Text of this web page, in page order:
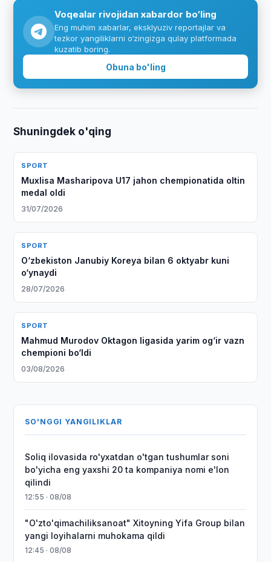
Voqealar rivojidan xabardor bo‘ling
Eng muhim xabarlar, eksklyuziv reportajlar va
tezkor yangiliklarni o‘zingizga qulay platformada
kuzatib boring.
Obuna bo'ling
Shuningdek o'qing
SPORT
Muxlisa Masharipova U17 jahon chempionatida oltin
medal oldi
31/07/2026
SPORT
O‘zbekiston Janubiy Koreya bilan 6 oktyabr kuni
o‘ynaydi
28/07/2026
SPORT
Mahmud Murodov Oktagon ligasida yarim og‘ir vazn
chempioni bo‘ldi
03/08/2026
SO'NGGI YANGILIKLAR
Soliq ilovasida ro'yxatdan o'tgan tushumlar soni
bo'yicha eng yaxshi 20 ta kompaniya nomi e'lon
qilindi
12:55 · 08/08
"O'zto'qimachiliksanoat" Xitoyning Yifa Group bilan
yangi loyihalarni muhokama qildi
12:45 · 08/08